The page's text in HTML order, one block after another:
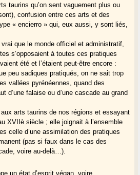
taurins qu’on sent vaguement plus ou
confusion entre ces arts et des
« encierro » qui, eux aussi, y sont liés,
que le monde officiel et administratif,
s’opposaient à toutes ces pratiques
été et l’étaient peut-être encore :
peu sadiques pratiqués, on ne sait trop
vallées pyrénéennes, quand des
d’une falaise ou d’une cascade au grand
arts taurins de nos régions et essayant
XVIIè siècle ; elle joignait à l’ensemble
celle d’une assimilation des pratiques
(pas si faux dans le cas des
voire au-delà…).
un état d’esprit végan, voire